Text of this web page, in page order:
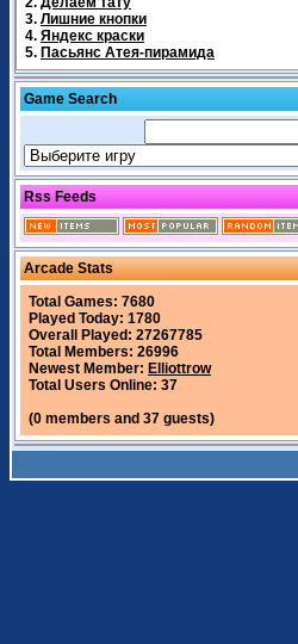
3. Лишние кнопки
4. Яндекс краски
5. Пасьянс Атея-пирамида
Game Search
Rss Feeds
Arcade Stats
Total Games: 7680
Played Today: 1780
Overall Played: 27267785
Total Members: 26996
Newest Member: Elliottrow
Total Users Online: 37
(0 members and 37 guests)